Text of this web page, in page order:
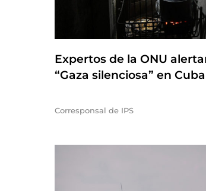
Expertos de la ONU
“Gaza silenciosa” en Cuba
Corresponsal de IPS